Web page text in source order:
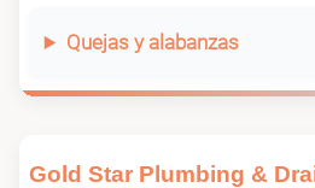
Quejas y alabanzas
Gold Star Plumbing &